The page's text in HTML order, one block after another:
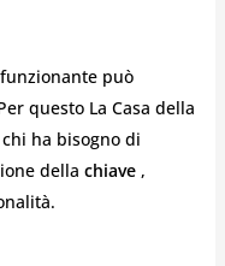
può
questo La Casa della
ha bisogno di
della chiave ,